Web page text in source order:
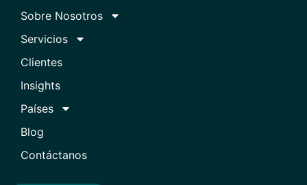
Sobre Nosotros
Servicios
Clientes
Insights
Países
Blog
Contáctanos